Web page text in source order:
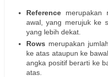
Reference merupakan
awal, yang merujuk ke
yang lebih dekat.
Rows merupakan
ke atas ataupun ke
angka positif berarti ke
atas.